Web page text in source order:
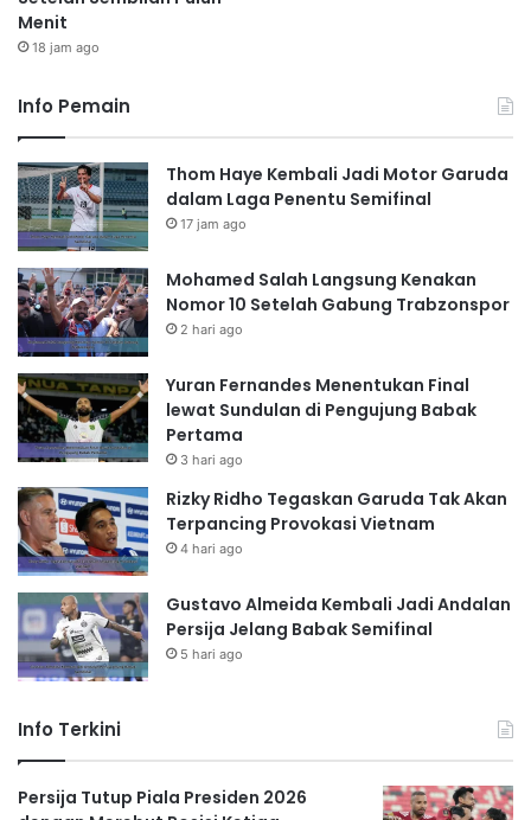
Menit
18 jam ago
Info Pemain
Thom Haye Kembali Jadi Motor Garuda
dalam Laga Penentu Semifinal
17 jam ago
Mohamed Salah Langsung Kenakan
Nomor 10 Setelah Gabung Trabzonspor
2 hari ago
Yuran Fernandes Menentukan Final
lewat Sundulan di Pengujung Babak
Pertama
3 hari ago
Rizky Ridho Tegaskan Garuda Tak Akan
Terpancing Provokasi Vietnam
4 hari ago
Gustavo Almeida Kembali Jadi Andalan
Persija Jelang Babak Semifinal
5 hari ago
Info Terkini
Persija Tutup Piala Presiden 2026